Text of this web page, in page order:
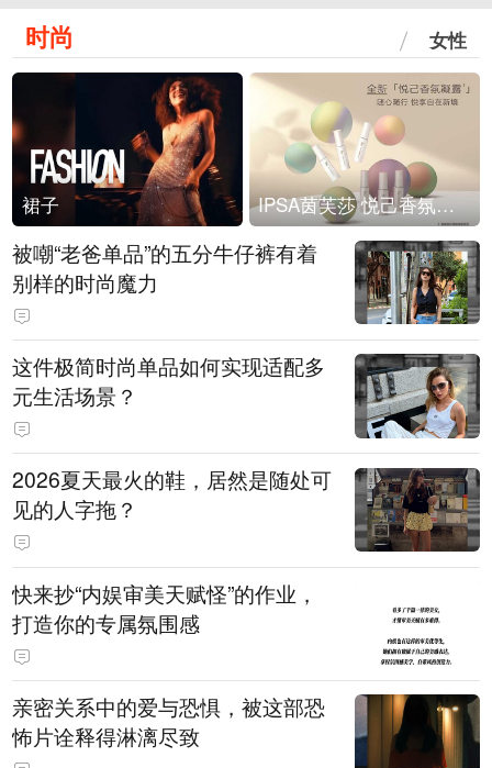
时尚 女性
裙子 IPSA茵芙莎 悦己香氛凝露上市
被嘲“老爸单品”的五分牛仔裤有着
别样的时尚魔力
这件极简时尚单品如何实现适配多
元生活场景？
2026夏天最火的鞋，居然是随处可
见的人字拖？
快来抄“内娱审美天赋怪”的作业，
打造你的专属氛围感
亲密关系中的爱与恐惧，被这部恐
怖片诠释得淋漓尽致